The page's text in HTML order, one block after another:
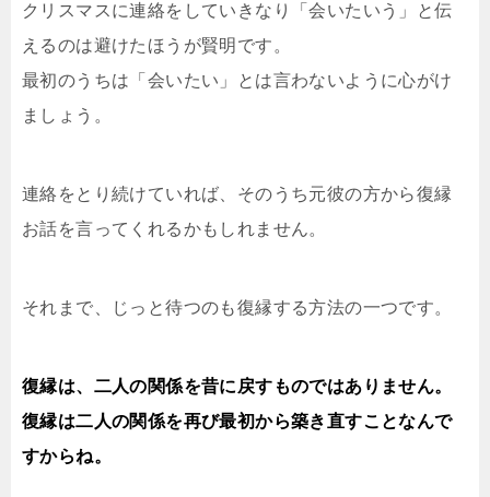
クリスマスに連絡をしていきなり「会いたいう」と伝
えるのは避けたほうが賢明です。
最初のうちは「会いたい」とは言わないように心がけ
ましょう。
連絡をとり続けていれば、そのうち元彼の方から復縁
お話を言ってくれるかもしれません。
それまで、じっと待つのも復縁する方法の一つです。
復縁は、二人の関係を昔に戻すものではありません。
復縁は二人の関係を再び最初から築き直すことなんで
すからね。